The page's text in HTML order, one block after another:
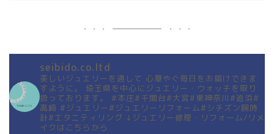
seibido.co.ltd
美しいジュエリーを通して 心華やぐ毎日をお届けできま
すように。
埼玉県を中心にジュエリー・ウォッチを取り
扱っております。
#本庄#千間台#大宮#東神奈川#追浜#
高崎 #ジュエリー#ジュエリーリフォーム#シチズン腕時
計#エタニティリング ↓ジュエリー修理・リフォーム/リメ
イクはこちらから